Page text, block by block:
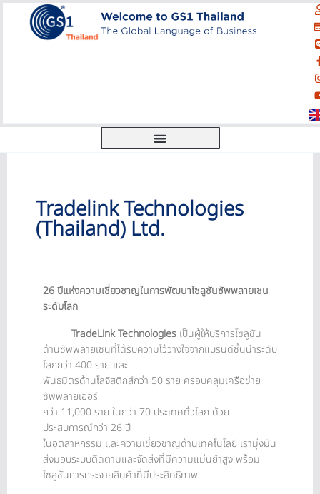
Tradelink Technologies
(Thailand) Ltd.
26 ปีแห่งความเชี่ยวชาญในการพัฒนาโซลูชันซัพพลายเชน
ระดับโลก
TradeLink Technologies เป็นผู้ให้บริการโซลูชัน
ด้านซัพพลายเชนที่ได้รับความไว้วางใจจากแบรนด์ชั้นนำระดับ
โลกกว่า 400 ราย และ
พันธมิตรด้านโลจิสติกส์กว่า 50 ราย ครอบคลุมเครือข่าย
ซัพพลายเออร์
กว่า 11,000 ราย ในกว่า 70 ประเทศทั่วโลก ด้วย
ประสบการณ์กว่า 26 ปี
ในอุตสาหกรรม และความเชี่ยวชาญด้านเทคโนโลยี เรามุ่งมั่น
ส่งมอบระบบติดตามและจัดส่งที่มีความแม่นยำสูง พร้อม
โซลูชันการกระจายสินค้าที่มีประสิทธิภาพ